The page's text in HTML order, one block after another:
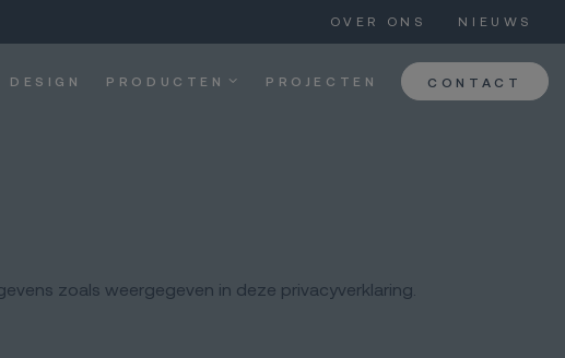
OVER ONS NIEUWS
DESIGN PRODUCTEN PROJECTEN CONTACT
zoals weergegeven in deze privacyverklaring.